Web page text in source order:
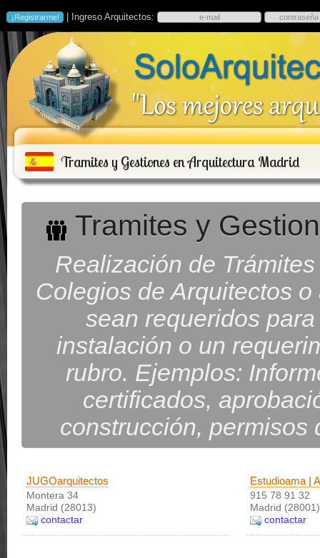
| Ingreso Arquitectos:
Tramites y Gestiones en Arquitectura Madrid
Tramites y
Realización de
Colegios de Arquitectos
sean requeridos
instalación o un
rubro. Ejemplos:
certificados,
construcción, permisos
JUGOarquitectos
Montera 34
Madrid (28013)
contactar
Estudioama |
915 78 91 32
Madrid (28001)
contactar